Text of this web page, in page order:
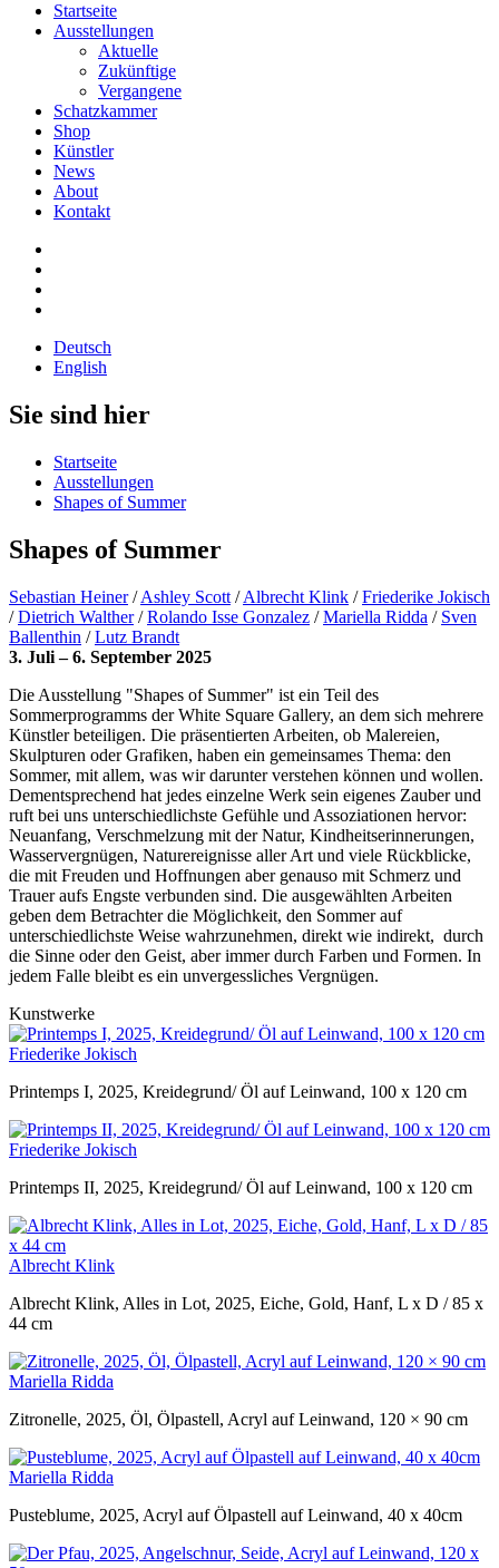
Startseite
Ausstellungen
Aktuelle
Zukünftige
Vergangene
Schatzkammer
Shop
Künstler
News
About
Kontakt
Deutsch
English
Sie sind hier
Startseite
Ausstellungen
Shapes of Summer
Shapes of Summer
Sebastian Heiner / Ashley Scott / Albrecht Klink / Friederike Jokisch
/ Dietrich Walther / Rolando Isse Gonzalez / Mariella Ridda / Sven
Ballenthin / Lutz Brandt
3. Juli – 6. September 2025
Die Ausstellung "Shapes of Summer" ist ein Teil des
Sommerprogramms der White Square Gallery, an dem sich mehrere
Künstler beteiligen. Die präsentierten Arbeiten, ob Malereien,
Skulpturen oder Grafiken, haben ein gemeinsames Thema: den
Sommer, mit allem, was wir darunter verstehen können und wollen.
Dementsprechend hat jedes einzelne Werk sein eigenes Zauber und
ruft bei uns unterschiedlichste Gefühle und Assoziationen hervor:
Neuanfang, Verschmelzung mit der Natur, Kindheitserinnerungen,
Wasservergnügen, Naturereignisse aller Art und viele Rückblicke,
die mit Freuden und Hoffnungen aber genauso mit Schmerz und
Trauer aufs Engste verbunden sind. Die ausgewählten Arbeiten
geben dem Betrachter die Möglichkeit, den Sommer auf
unterschiedlichste Weise wahrzunehmen, direkt wie indirekt, durch
die Sinne oder den Geist, aber immer durch Farben und Formen. In
jedem Falle bleibt es ein unvergessliches Vergnügen.
Kunstwerke
Friederike Jokisch
Printemps I, 2025, Kreidegrund/ Öl auf Leinwand, 100 x 120 cm
Friederike Jokisch
Printemps II, 2025, Kreidegrund/ Öl auf Leinwand, 100 x 120 cm
Albrecht Klink
Albrecht Klink, Alles in Lot, 2025, Eiche, Gold, Hanf, L x D / 85 x
44 cm
Mariella Ridda
Zitronelle, 2025, Öl, Ölpastell, Acryl auf Leinwand, 120 × 90 cm
Mariella Ridda
Pusteblume, 2025, Acryl auf Ölpastell auf Leinwand, 40 x 40cm